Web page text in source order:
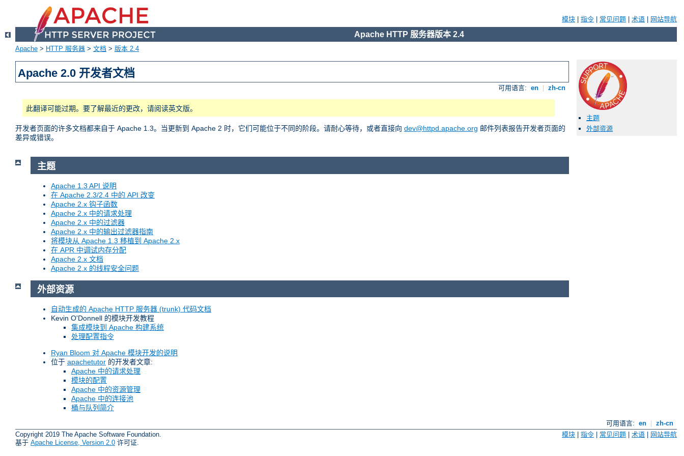
模块 指令 常见问题 术语 网站导航
Apache HTTP 服务器版本 2.4
Apache > HTTP 服务器 > 文档 > 版本 2.4
Apache 2.0 开发者文档
可用语言: en zh-cn
此翻译可能过期。要了解最近的更改，请阅读英文版。
开发者页面的许多文档都来自于 Apache 1.3。当更新到 Apache 2 时，它们可能位于不同的阶段。请耐心等待，或者直接向 dev@httpd.apache.org 邮件列表报告开发者页面的
差异或错误。
主题
外部资源
主题
Apache 1.3 API 说明
在 Apache 2.3/2.4 中的 API 改变
Apache 2.x 钩子函数
Apache 2.x 中的请求处理
Apache 2.x 中的过滤器
Apache 2.x 中的输出过滤器指南
将模块从 Apache 1.3 移植到 Apache 2.x
在 APR 中调试内存分配
Apache 2.x 文档
Apache 2.x 的线程安全问题
外部资源
自动生成的 Apache HTTP 服务器 (trunk) 代码文档
Kevin O'Donnell 的模块开发教程
集成模块到 Apache 构建系统
处理配置指令
Ryan Bloom 对 Apache 模块开发的说明
位于 apachetutor 的开发者文章:
Apache 中的请求处理
模块的配置
Apache 中的资源管理
Apache 中的连接池
桶与队列简介
可用语言: en
zh-cn
Copyright 2019 The Apache Software Foundation.
基于 Apache License, Version 2.0 许可证.
模块 指令 常见问题 术语 网站导航